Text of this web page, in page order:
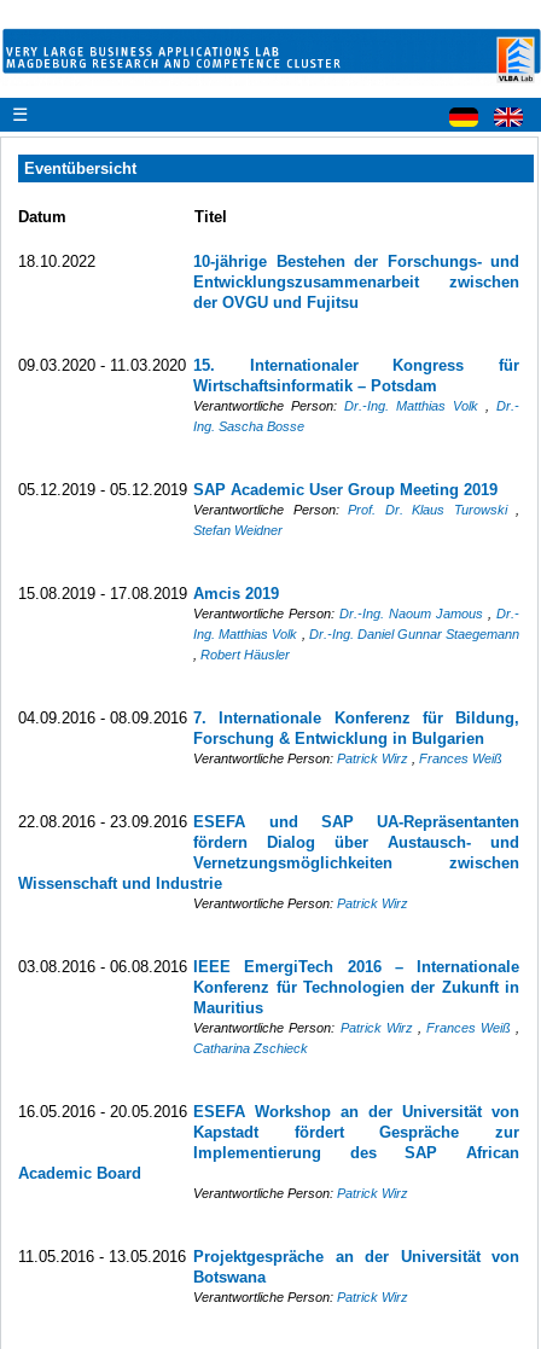
☰
Eventübersicht
Datum Titel
18.10.2022
10-jährige Bestehen der Forschungs- und
Entwicklungszusammenarbeit zwischen
der OVGU und Fujitsu
09.03.2020 - 11.03.2020 15. Internationaler Kongress für
Wirtschaftsinformatik – Potsdam
Verantwortliche Person:Dr.-Ing. Matthias Volk ,Dr.-
Ing. Sascha Bosse
05.12.2019 - 05.12.2019 SAP Academic User Group Meeting 2019
Verantwortliche Person:Prof. Dr. Klaus Turowski
Stefan Weidner
15.08.2019 - 17.08.2019 Amcis 2019
Verantwortliche Person:Dr.-Ing. Naoum Jamous ,Dr.-
Ing. Matthias Volk
Dr.-Ing. Daniel Gunnar Staegemann
,Robert Häusler
04.09.2016 - 08.09.2016 7. Internationale Konferenz für Bildung,
Forschung & Entwicklung in Bulgarien
Verantwortliche Person:Patrick Wirz ,Frances Weiß
22.08.2016 - 23.09.2016 ESEFA und SAP UA-Repräsentanten
fördern Dialog über Austausch- und
Vernetzungsmöglichkeiten zwischen
Wissenschaft und Industrie
Verantwortliche Person:Patrick Wirz
03.08.2016 - 06.08.2016
IEEE EmergiTech 2016 – Internationale
Konferenz für Technologien der Zukunft in
Mauritius
Verantwortliche Person: Patrick Wirz Frances Weiß
Catharina Zschieck
16.05.2016 - 20.05.2016 ESEFA Workshop an der Universität von
Kapstadt fördert Gespräche zur
Implementierung des SAP African
Academic Board
Verantwortliche Person:Patrick Wirz
11.05.2016 - 13.05.2016 Projektgespräche an der Universität von
Botswana
Verantwortliche Person:Patrick Wirz